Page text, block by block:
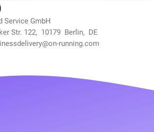
Service GmbH
Str. 122, 10179 Berlin, DE
running.com